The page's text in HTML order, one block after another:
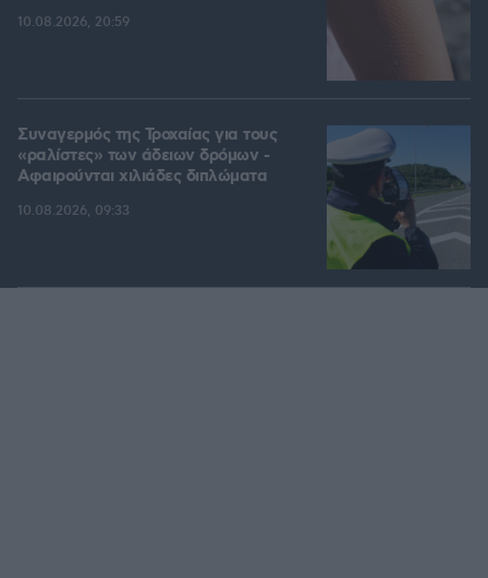
10.08.2026, 20:59
Συναγερμός της Τροχαίας για τους
«ραλίστες» των άδειων δρόμων -
Αφαιρούνται χιλιάδες διπλώματα
10.08.2026, 09:33